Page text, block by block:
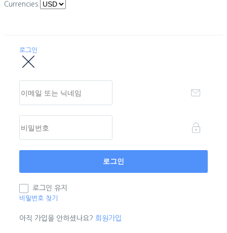
Currencies
로그인
로그인 유지
비밀번호 찾기
아직 가입을 안하셨나요? 회원가입